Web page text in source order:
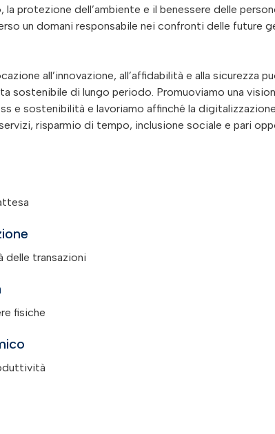
protezione dell’ambiente e il benessere delle
un domani responsabile nei confronti delle future
all’innovazione, all’affidabilità e alla sicurezza
sostenibile di lungo periodo. Promuoviamo una
e sostenibilità e lavoriamo affinché la
risparmio di tempo, inclusione sociale e pari
delle transazioni
fisiche